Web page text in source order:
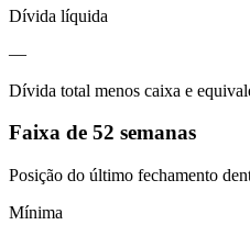
Dívida líquida
—
Dívida total menos caixa e
Faixa de 52 semanas
Posição do último fechamento
Mínima